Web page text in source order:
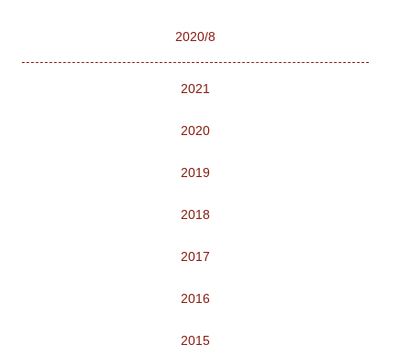
2020/8
2021
2020
2019
2018
2017
2016
2015